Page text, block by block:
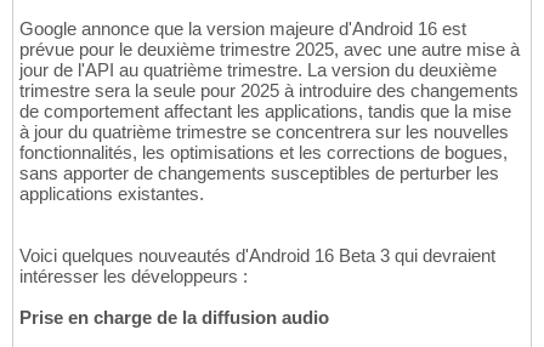
Google annonce que la version majeure d'Android 16 est
prévue pour le deuxième trimestre 2025, avec une autre mise à
jour de l'API au quatrième trimestre. La version du deuxième
trimestre sera la seule pour 2025 à introduire des changements
de comportement affectant les applications, tandis que la mise
à jour du quatrième trimestre se concentrera sur les nouvelles
fonctionnalités, les optimisations et les corrections de bogues,
sans apporter de changements susceptibles de perturber les
applications existantes.
Voici quelques nouveautés d'Android 16 Beta 3 qui devraient
intéresser les développeurs :
Prise en charge de la diffusion audio